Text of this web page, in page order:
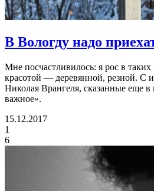
В Вологду надо
Мне посчастливилось: я рос в
красотой — деревянной, резной. С
Николая Врангеля, сказанные еще
важное».
15.12.2017
1
6